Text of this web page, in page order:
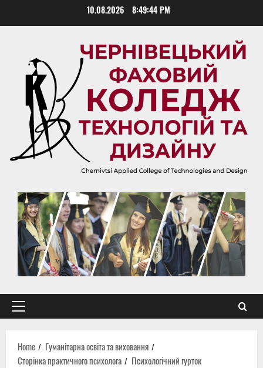
10.08.2026 8:49:45 PM
Primary
Home
Гуманітарна освіта та виховання
Сторінка практичного психолога
Психологічний гурток